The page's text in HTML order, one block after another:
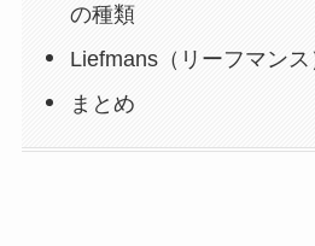
の種類
Liefmans（リーフマン
まとめ